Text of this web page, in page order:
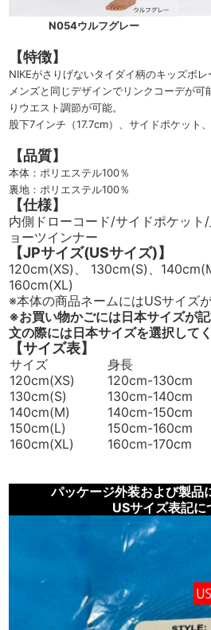
N054ウルフグレー
【特徴】
NIKEがさりげないタイダイ柄のキッズボレ
メンズと同じデザインでリンクコーデが可
りウエスト調節が可能。
股下7インチ（17.7cm）、サイドポケット
【品質】
本体：ポリエステル100％
裏地：ポリエステル100％
【仕様】
内側ドローコード/サイドポケット
ョーツインナー
【JPサイズ(USサイズ)】
120cm(XS)、 130cm(S)、
160cm(XL)
※本体の商品ネームにはUSサイズ
※お買い物かごには日本サイズが
文の際には日本サイズを選択してく
【サイズ表】
サイズ 身長
120cm(XS)
120cm-130cm
130cm(S)
130cm-140cm
140cm(M)
140cm-150cm
150cm(L)
150cm-160cm
160cm(XL)
160cm-170cm
パッケージ外装および製品
USサイズ表記に